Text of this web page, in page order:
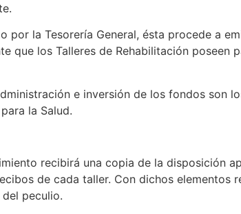
por la Tesorería General, ésta procede a
que los Talleres de Rehabilitación poseen
e inversión de los fondos son
la Salud.
recibirá una copia de la disposición
de cada taller. Con dichos elementos
peculio.